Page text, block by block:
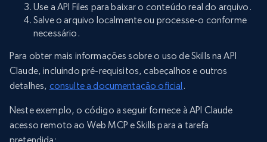
Use a API Files para baixar o conteúdo real do arquivo.
Salve o arquivo localmente ou processe-o conforme
necessário.
Para obter mais informações sobre o uso de Skills na API
Claude, incluindo pré-requisitos, cabeçalhos e outros
detalhes, consulte a documentação oficial .
Neste exemplo, o código a seguir fornece à API Claude
acesso remoto ao Web MCP e Skills para a tarefa